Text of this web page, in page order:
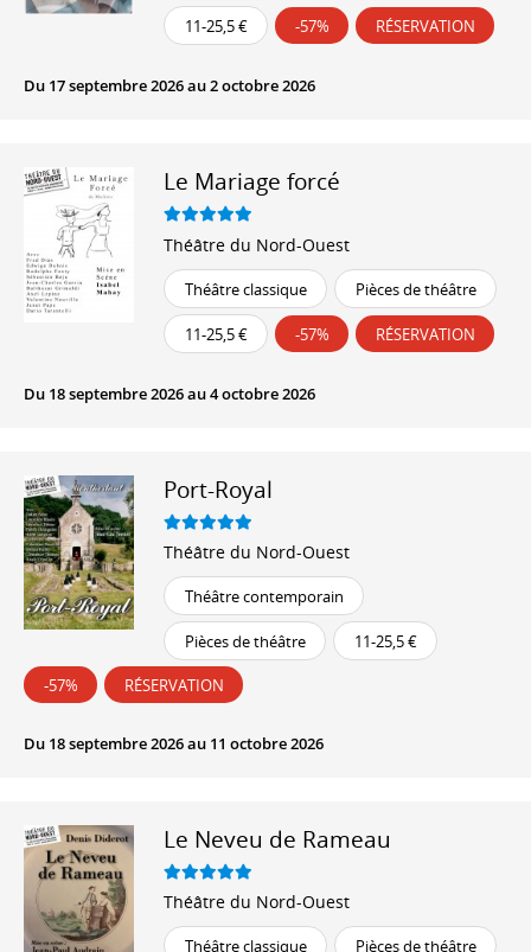
11-25,5 € -57% RÉSERVATION
Du 17 septembre 2026 au 2 octobre 2026
Le Mariage forcé
Théâtre du Nord-Ouest
Théâtre classique Pièces de théâtre
11-25,5 € -57% RÉSERVATION
Du 18 septembre 2026 au 4 octobre 2026
Port-Royal
Théâtre du Nord-Ouest
Théâtre contemporain
Pièces de théâtre 11-25,5 €
-57% RÉSERVATION
Du 18 septembre 2026 au 11 octobre 2026
Le Neveu de Rameau
Théâtre du Nord-Ouest
Théâtre classique Pièces de théâtre